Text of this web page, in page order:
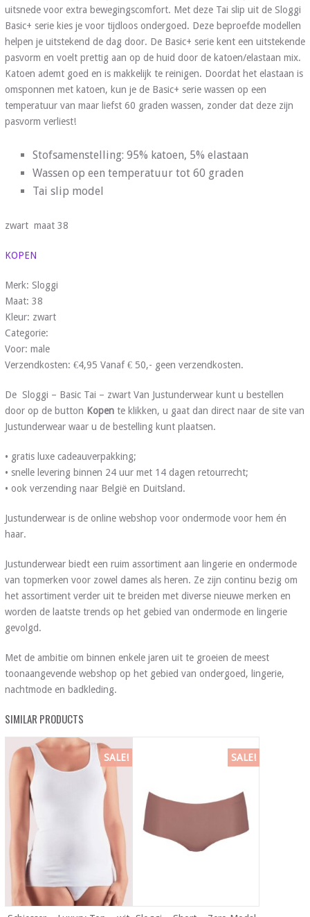
uitsnede voor extra bewegingscomfort. Met deze Tai slip uit de Sloggi
Basic+ serie kies je voor tijdloos ondergoed. Deze beproefde modellen
helpen je uitstekend de dag door. De Basic+ serie kent een uitstekende
pasvorm en voelt prettig aan op de huid door de katoen/elastaan mix.
Katoen ademt goed en is makkelijk te reinigen. Doordat het elastaan is
omsponnen met katoen, kun je de Basic+ serie wassen op een
temperatuur van maar liefst 60 graden wassen, zonder dat deze zijn
pasvorm verliest!
Stofsamenstelling: 95% katoen, 5% elastaan
Wassen op een temperatuur tot 60 graden
Tai slip model
zwart maat 38
KOPEN
Merk: Sloggi
Maat: 38
Kleur: zwart
Categorie:
Voor: male
Verzendkosten: €4,95 Vanaf € 50,- geen verzendkosten.
De Sloggi – Basic Tai – zwart Van Justunderwear kunt u bestellen
door op de button Kopente klikken, u gaat dan direct naar de site van
Justunderwear waar u de bestelling kunt plaatsen.
• gratis luxe cadeauverpakking;
• snelle levering binnen 24 uur met 14 dagen retourrecht;
• ook verzending naar België en Duitsland.
Justunderwear is de online webshop voor ondermode voor hem én
haar.
Justunderwear biedt een ruim assortiment aan lingerie en ondermode
van topmerken voor zowel dames als heren. Ze zijn continu bezig om
het assortiment verder uit te breiden met diverse nieuwe merken en
worden de laatste trends op het gebied van ondermode en lingerie
gevolgd.
Met de ambitie om binnen enkele jaren uit te groeien de meest
toonaangevende webshop op het gebied van ondergoed, lingerie,
nachtmode en badkleding.
SIMILAR PRODUCTS
SALE! SALE!